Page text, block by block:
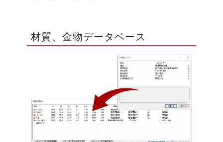
材質、金物データベース